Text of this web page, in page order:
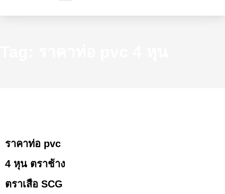
ราคาท่อ pvc
4 หุน ตราช้าง
ตราเสือ SCG